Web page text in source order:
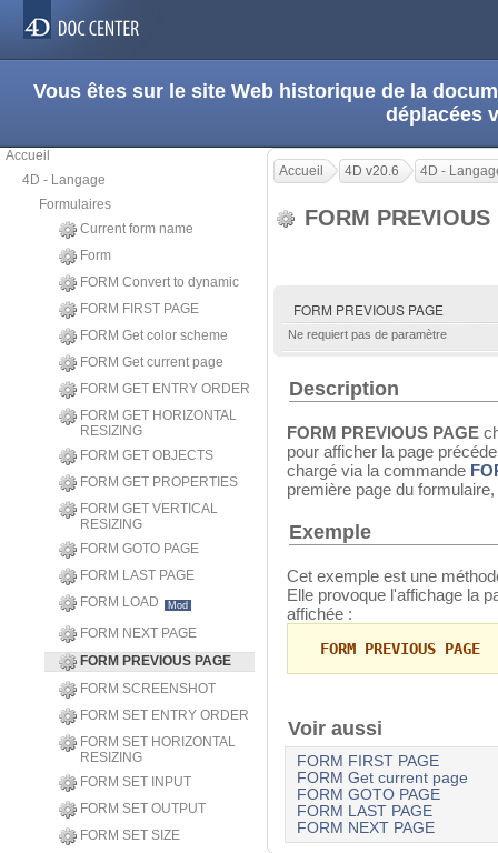
Vous êtes sur le site Web historique de la
déplacées
Accueil
4D - Langage
Formulaires
Current form name
Form
FORM Convert to dynamic
FORM FIRST PAGE
FORM Get color scheme
FORM Get current page
FORM GET ENTRY ORDER
FORM GET HORIZONTAL
RESIZING
FORM GET OBJECTS
FORM GET PROPERTIES
FORM GET VERTICAL
RESIZING
FORM GOTO PAGE
FORM LAST PAGE
FORM LOAD
Mod
FORM NEXT PAGE
FORM PREVIOUS PAGE
FORM SCREENSHOT
FORM SET ENTRY ORDER
FORM SET HORIZONTAL
RESIZING
FORM SET INPUT
FORM SET OUTPUT
FORM SET SIZE
Accueil 4D v20.6 4D -
FORM
FORM PREVIOUS PAGE
Ne requiert pas de paramètre
Description
FORM PREVIOUS PAGE
pour afficher la page
chargé via la commande
première page du formulaire,
Exemple
Cet exemple est une
Elle provoque l'affichage la
affichée :
FORM PREVIOUS PAGE
Voir aussi
FORM FIRST PAGE
FORM Get current page
FORM GOTO PAGE
FORM LAST PAGE
FORM NEXT PAGE